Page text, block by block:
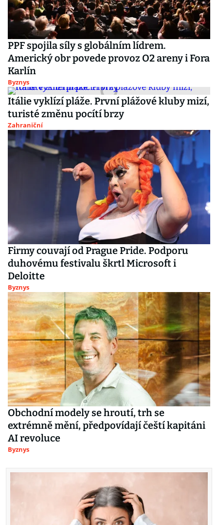
PPF spojila síly s globálním lídrem.
Americký obr povede provoz O2 areny i Fora
Karlín
Byznys
Itálie vyklízí pláže. První plážové kluby mizí,
turisté změnu pocítí brzy
Zahraniční
Firmy couvají od Prague Pride. Podporu
duhovému festivalu škrtl Microsoft i
Deloitte
Byznys
Obchodní modely se hroutí, trh se
extrémně mění, předpovídají čeští kapitáni
AI revoluce
Byznys